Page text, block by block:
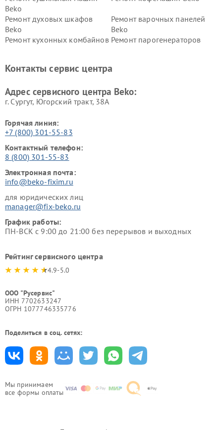
Мы принимаем
все формы оплаты
Beko
Ремонт духовых шкафов
Beko
Ремонт варочных панелей
Beko
Ремонт кухонных комбайнов Ремонт парогенераторов
Ремонт холодильников Beko Ремонт морозильных камер
Контакты сервис центра
Адрес сервисного центра Beko:
г. Сургут, Югорский тракт, 38А
Горячая линия:
+7 (800) 301-55-83
Контактный телефон:
8 (800) 301-55-83
Электронная почта:
info@beko-fixim.ru
для юридических лиц
manager@fix-beko.ru
График работы:
ПН-ВСК с 9:00 до 21:00 без перерывов и выходных
Рейтинг сервисного центра
4.9-5.0
ООО "Русервис"
ИНН 7702633247
ОГРН 1077746335776
Поделиться в соц. сетях: